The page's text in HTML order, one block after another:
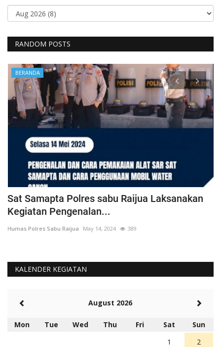
RANDOM POSTS
BERANDA
Sat Samapta Polres sabu Raijua Laksanakan
Kegiatan Pengenalan...
Humas Polres Sabu Raijua May 14, 2024 389
KALENDER KEGIATAN
August 2026
Mon Tue Wed Thu Fri Sat
Sun
1
2